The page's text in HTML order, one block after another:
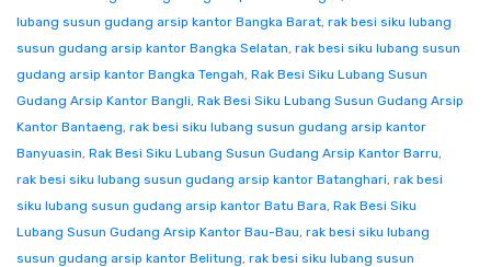
lubang susun gudang arsip kantor Bangka Barat, rak besi siku lubang
susun gudang arsip kantor Bangka Selatan, rak besi siku lubang susun
gudang arsip kantor Bangka Tengah, Rak Besi Siku Lubang Susun
Gudang Arsip Kantor Bangli, Rak Besi Siku Lubang Susun Gudang Arsip
Kantor Bantaeng, rak besi siku lubang susun gudang arsip kantor
Banyuasin, Rak Besi Siku Lubang Susun Gudang Arsip Kantor Barru,
rak besi siku lubang susun gudang arsip kantor Batanghari, rak besi
siku lubang susun gudang arsip kantor Batu Bara, Rak Besi Siku
Lubang Susun Gudang Arsip Kantor Bau-Bau, rak besi siku lubang
susun gudang arsip kantor Belitung, rak besi siku lubang susun